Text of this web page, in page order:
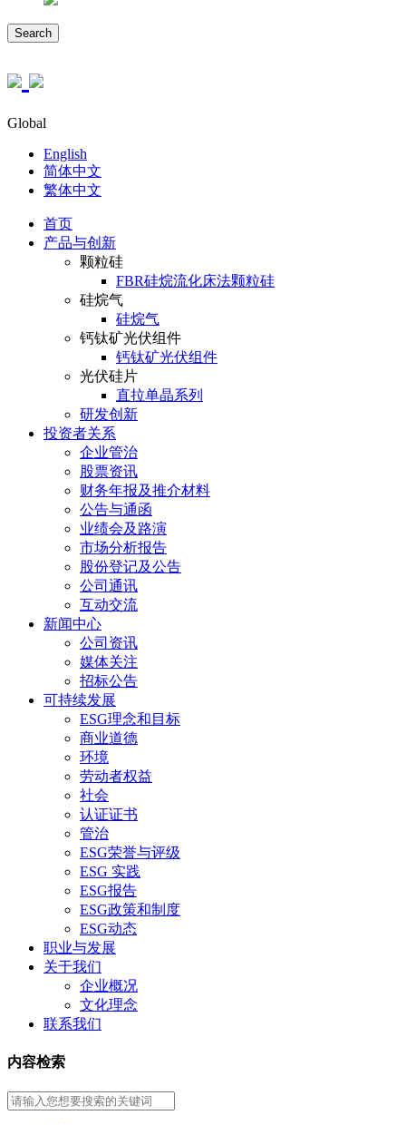
Search
Global
English
简体中文
繁体中文
首页
产品与创新
颗粒硅
FBR硅烷流化床法颗粒硅
硅烷气
硅烷气
钙钛矿光伏组件
钙钛矿光伏组件
光伏硅片
直拉单晶系列
研发创新
投资者关系
企业管治
股票资讯
财务年报及推介材料
公告与通函
业绩会及路演
市场分析报告
股份登记及公告
公司通讯
互动交流
新闻中心
公司资讯
媒体关注
招标公告
可持续发展
ESG理念和目标
商业道德
环境
劳动者权益
社会
认证证书
管治
ESG荣誉与评级
ESG 实践
ESG报告
ESG政策和制度
ESG动态
职业与发展
关于我们
企业概况
文化理念
联系我们
内容检索